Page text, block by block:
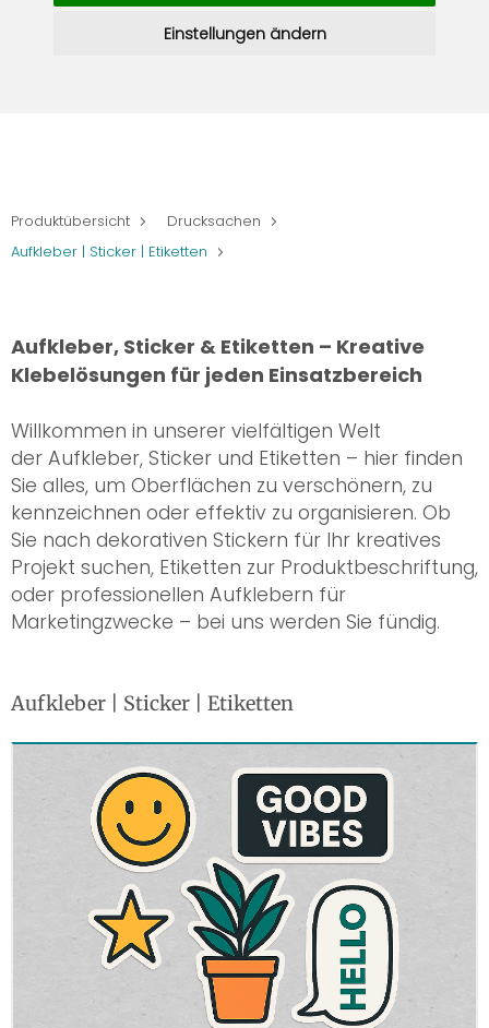
Einstellungen ändern
Produktübersicht
Drucksachen
Aufkleber | Sticker | Etiketten
Aufkleber, Sticker & Etiketten – Kreative
Klebelösungen für jeden Einsatzbereich
Willkommen in unserer vielfältigen Welt
der Aufkleber, Sticker und Etiketten – hier finden
Sie alles, um Oberflächen zu verschönern, zu
kennzeichnen oder effektiv zu organisieren. Ob
Sie nach dekorativen Stickern für Ihr kreatives
Projekt suchen, Etiketten zur Produktbeschriftung,
oder professionellen Aufklebern für
Marketingzwecke – bei uns werden Sie fündig.
Aufkleber | Sticker | Etiketten